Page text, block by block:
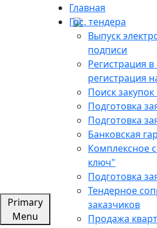
Primary
Menu
Главная
Гос. тендера
Выпуск
подписи
Регистрация
регистрация
Поиск
Подготовка
Подготовка
Банковская
Комплексное
ключ"
Подготовка
Тендерное
заказчиков
Продажа